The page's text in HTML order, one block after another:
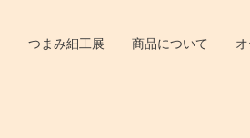
つまみ細工展 商品について